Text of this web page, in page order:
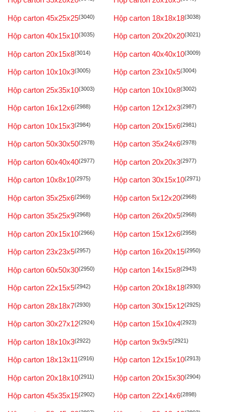
Hộp carton 45x25x25(3040) Hộp carton 18x18x18(3038)
Hộp carton 40x15x10(3035) Hộp carton 20x20x20(3021)
Hộp carton 20x15x8(3014) Hộp carton 40x40x10(3009)
Hộp carton 10x10x3(3005) Hộp carton 23x10x5(3004)
Hộp carton 25x35x10(3003) Hộp carton 10x10x8(3002)
Hộp carton 16x12x6(2988) Hộp carton 12x12x3(2987)
Hộp carton 10x15x3(2984) Hộp carton 20x15x6(2981)
Hộp carton 50x30x50(2978) Hộp carton 35x24x6(2978)
Hộp carton 60x40x40(2977) Hộp carton 20x20x3(2977)
Hộp carton 10x8x10(2975) Hộp carton 30x15x10(2971)
Hộp carton 35x25x6(2969) Hộp carton 5x12x20(2968)
Hộp carton 35x25x9(2968) Hộp carton 26x20x5(2968)
Hộp carton 20x15x10(2966) Hộp carton 15x12x6(2958)
Hộp carton 23x23x5(2957) Hộp carton 16x20x15(2950)
Hộp carton 60x50x30(2950) Hộp carton 14x15x8(2943)
Hộp carton 22x15x5(2942) Hộp carton 20x18x18(2930)
Hộp carton 28x18x7(2930) Hộp carton 30x15x12(2925)
Hộp carton 30x27x12(2924) Hộp carton 15x10x4(2923)
Hộp carton 18x10x3(2922) Hộp carton 9x9x5(2921)
Hộp carton 18x13x11(2916) Hộp carton 12x15x10(2913)
Hộp carton 20x18x10(2911) Hộp carton 20x15x30(2904)
Hộp carton 45x35x15(2902) Hộp carton 22x14x6(2898)